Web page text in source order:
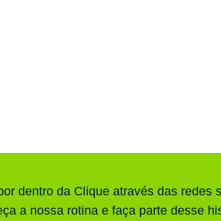
dentro da Clique através das redes
a nossa rotina e faça parte desse